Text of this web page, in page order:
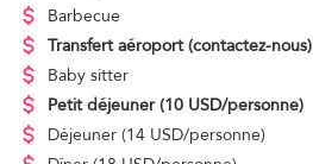
Barbecue
Transfert aéroport (contactez-nous)
Baby sitter
Petit déjeuner (10 USD/personne)
Déjeuner (14 USD/personne)